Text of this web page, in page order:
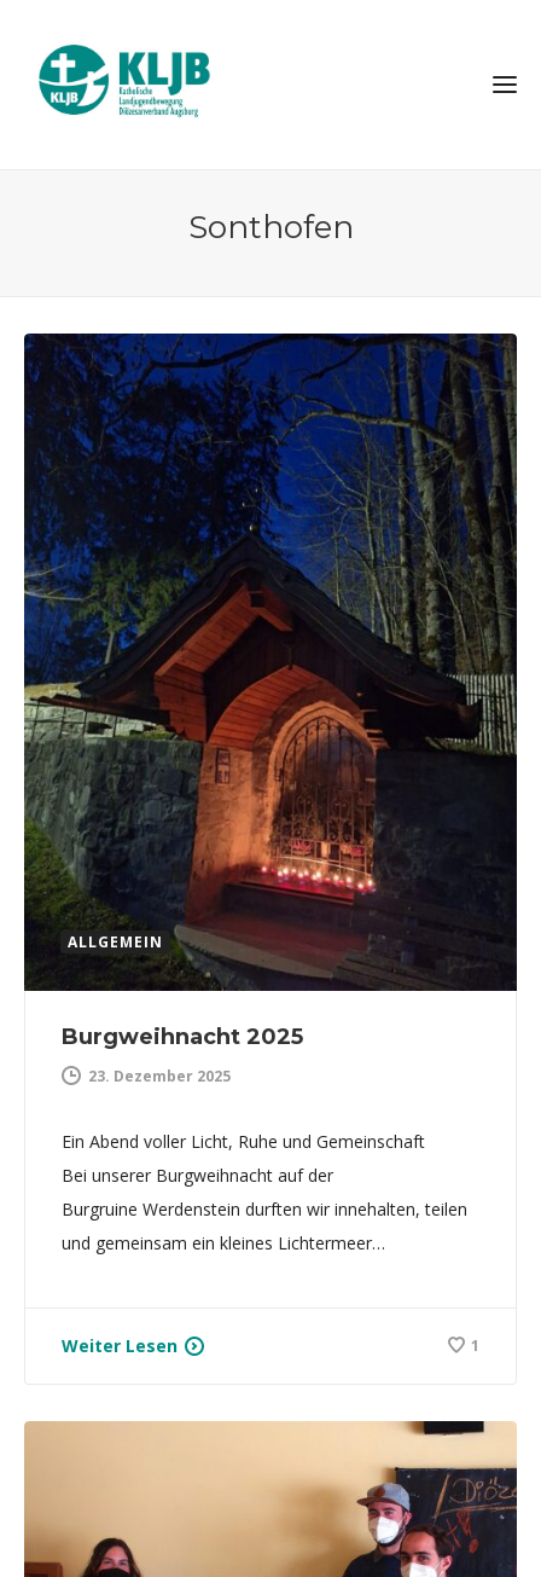
Sonthofen
ALLGEMEIN
Burgweihnacht 2025
23. Dezember 2025
Ein Abend voller Licht, Ruhe und Gemeinschaft
Bei unserer Burgweihnacht auf der
Burgruine Werdenstein durften wir innehalten, teilen
und gemeinsam ein kleines Lichtermeer…
Weiter Lesen 1